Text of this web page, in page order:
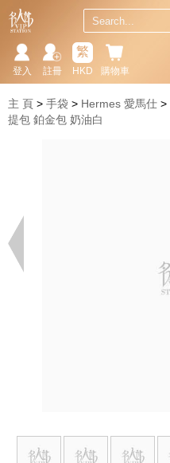
購物車
繁
HKD
註冊
登入
主 頁 手袋 Hermes 愛馬仕
提包 鉑金包 奶油白